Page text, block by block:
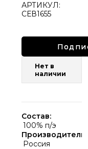
АРТИКУЛ:
СЕВ1655
Нет в
наличии
Состав:
100% п/э
Производитель:
Россия